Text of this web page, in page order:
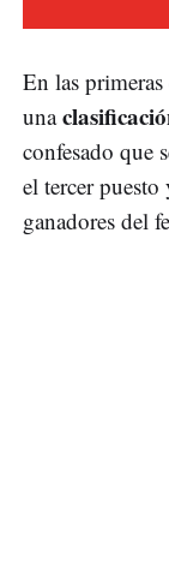
En las
una
confesado que
el tercer
ganadores del